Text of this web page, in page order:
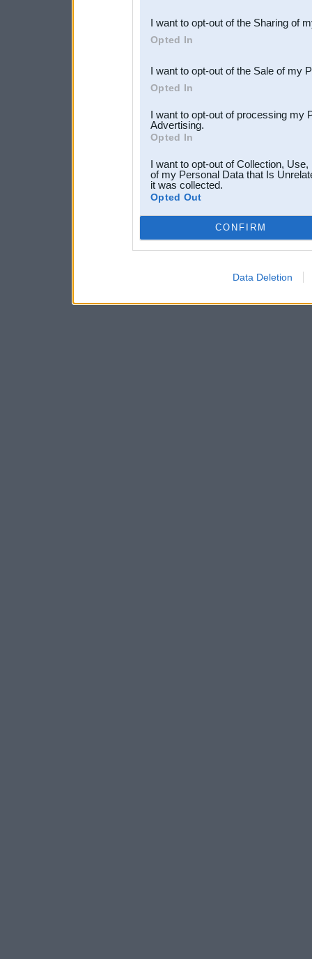
Downstream Participants
third parties.
I want to opt-out of the Sharing of
Opted In
I want to opt-out of the Sale of my
Opted In
I want to opt-out of processing my
Advertising.
Opted In
I want to opt-out of Collection,
of my Personal Data that Is
it was collected.
Opted Out
CONFIRM
Data Deletion